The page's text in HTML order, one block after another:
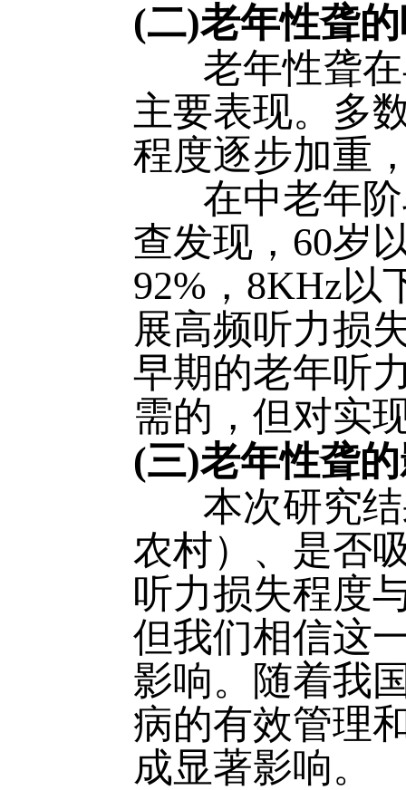
(二)老年性聋
老年性聋在
主要表现。多
程度逐步加重
在中老年阶
查发现，60岁
92%，8KHz以
展高频听力损
早期的老年听
需的，但对实
(三)老年性聋
本次研究结
农村）、是否
听力损失程度
但我们相信这
影响。随着我
病的有效管理
成显著影响。